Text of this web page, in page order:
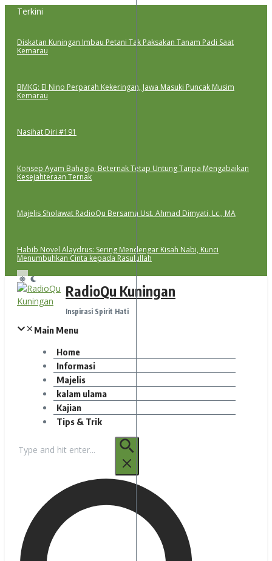
Lewati
konten
Terkini
Diskatan Kuningan Imbau Petani Tak Paksakan Tanam Padi Saat
Kemarau
BMKG: El Nino Perparah Kekeringan, Jawa Masuki Puncak Musim
Kemarau
Nasihat Diri #191
Konsep Ayam Bahagia, Beternak Tetap Untung Tanpa Mengabaikan
Kesejahteraan Ternak
Majelis Sholawat RadioQu Bersama Ust. Ahmad Dimyati, Lc., MA
Habib Novel Alaydrus: Sering Mendengar Kisah Nabi, Kunci
Menumbuhkan Cinta kepada Rasulullah
RadioQu Kuningan
Inspirasi Spirit Hati
Main Menu
Home
Informasi
Majelis
kalam ulama
Kajian
Tips & Trik
untuk: